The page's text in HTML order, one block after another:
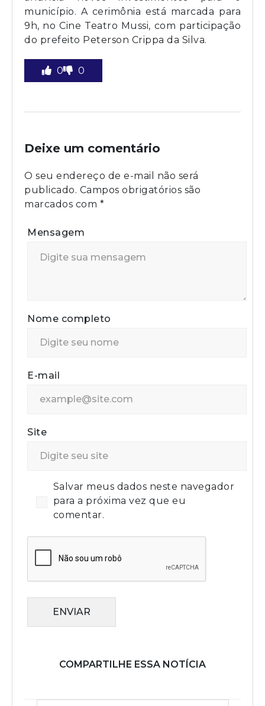
município. A cerimônia está marcada para
9h, no Cine Teatro Mussi, com participação
do prefeito Peterson Crippa da Silva.
0 0
Deixe um comentário
O seu endereço de e-mail não será
publicado. Campos obrigatórios são
marcados com *
Mensagem
Nome completo
E-mail
Site
Salvar meus dados neste navegador
para a próxima vez que eu
comentar.
ENVIAR
COMPARTILHE ESSA NOTÍCIA